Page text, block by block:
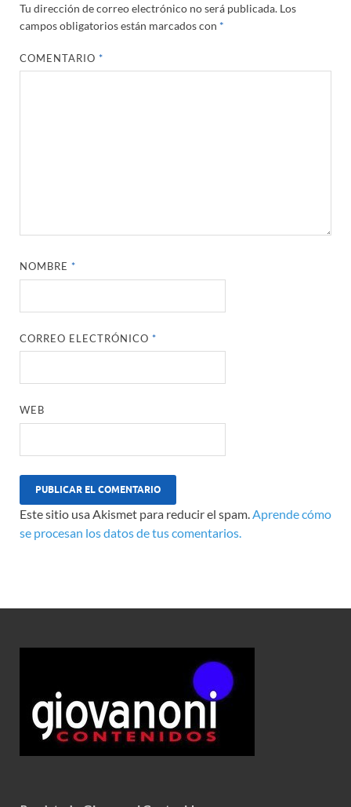
Tu dirección de correo electrónico no será publicada. Los
campos obligatorios están marcados con *
COMENTARIO*
NOMBRE*
CORREO ELECTRÓNICO*
WEB
Este sitio usa Akismet para reducir el spam.Aprende cómo
se procesan los datos de tus comentarios.